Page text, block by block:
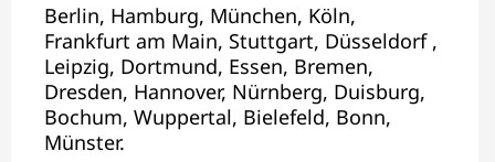
Berlin, Hamburg, München, Köln,
Frankfurt am Main, Stuttgart, Düsseldorf ,
Leipzig, Dortmund, Essen, Bremen,
Dresden, Hannover, Nürnberg, Duisburg,
Bochum, Wuppertal, Bielefeld, Bonn,
Münster.